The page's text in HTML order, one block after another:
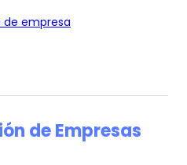
de empresa
de Empresas